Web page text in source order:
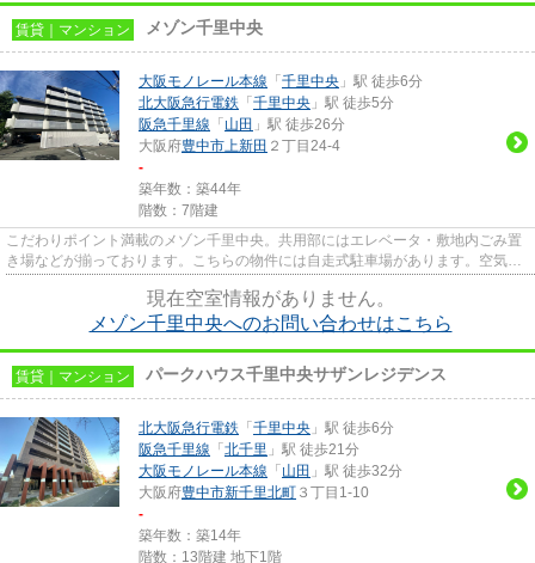
賃貸｜マンション メゾン千里中央
大阪モノレール本線 「 千里中央 」駅 徒歩6分
北大阪急行電鉄 「 千里中央 」駅 徒歩5分
阪急千里線 「 山田 」駅 徒歩26分
大阪府豊中市上新田 ２丁目24-4
-
築年数：築44年
階数：7階建
こだわりポイント満載のメゾン千里中央。共用部にはエレベータ・敷地内ごみ置
き場などが揃っております。こちらの物件には自走式駐車場があります。空気の
現在空室情報がありません。
メゾン千里中央へのお問い合わせはこちら
賃貸｜マンション パークハウス千里中央サザンレジデンス
北大阪急行電鉄 「 千里中央 」駅 徒歩6分
阪急千里線 「 北千里 」駅 徒歩21分
大阪モノレール本線 「 山田 」駅 徒歩32分
大阪府豊中市新千里北町 ３丁目1-10
-
築年数：築14年
階数：13階建 地下1階